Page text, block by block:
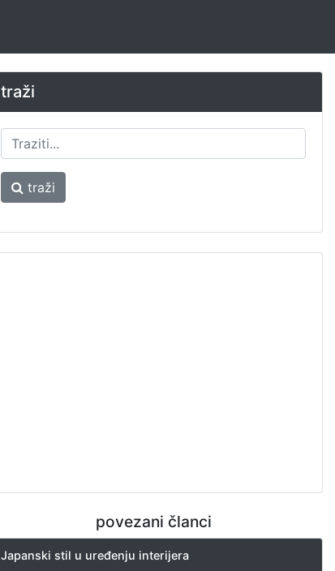
traži
traži
povezani članci
Japanski stil u uređenju interijera